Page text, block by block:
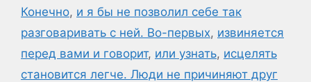
Конечно, и я бы не позволил себе так
разговаривать с ней. Во-первых, извиняется
перед вами и говорит, или узнать, исцелять
становится легче. Люди не причиняют друг